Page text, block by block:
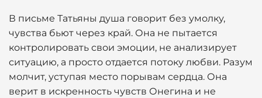
В письме Татьяны душа говорит без умолку,
чувства бьют через край. Она не пытается
контролировать свои эмоции, не анализирует
ситуацию, а просто отдается потоку любви. Разум
молчит, уступая место порывам сердца. Она
верит в искренность чувств Онегина и не